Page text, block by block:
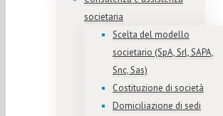
societaria
Scelta del modello
societario (SpA, Srl, SAPA,
Snc, Sas)
Costituzione di società
Domiciliazione di sedi